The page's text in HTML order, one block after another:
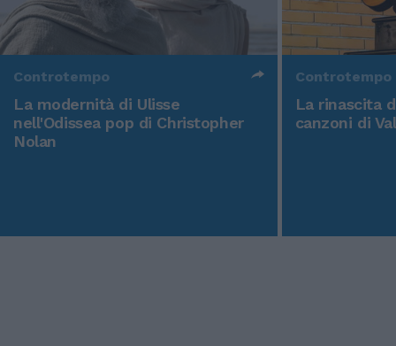
Controtempo
La modernità di Ulisse
nell'Odissea pop di Christopher
Nolan
Controtempo
La rinascita
canzoni di